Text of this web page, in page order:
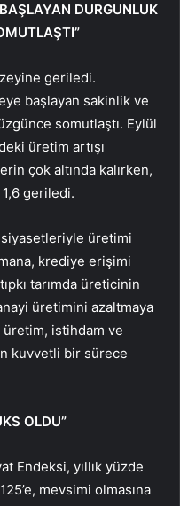
DURGUNLUK
geriledi.
başlayan sakinlik ve
somutlaştı. Eylül
üretim artışı
çok altında kalırken,
geriledi.
üretimi
krediye erişimi
tarımda üreticinin
üretimini azaltmaya
üretim, istihdam ve
kuvvetli bir sürece
OLDU”
Endeksi, yıllık yüzde
mevsimi olmasına